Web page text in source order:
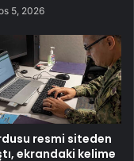
5, 2026
resmi siteden
ekrandaki kelime